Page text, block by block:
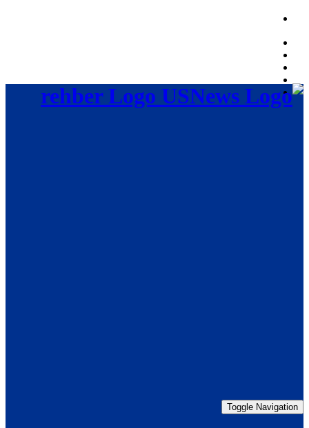
rehber Logo
Toggle Navigation